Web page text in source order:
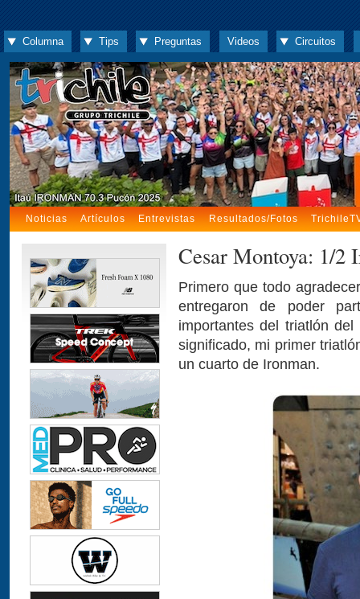
Columna Tips Preguntas Videos Circuitos
Noticias Artículos Entrevistas Resultados/Fotos
Cesar Montoya: 1/2
Primero que todo
entregaron de poder
importantes del triatlón
significado, mi primer
un cuarto de Ironman.